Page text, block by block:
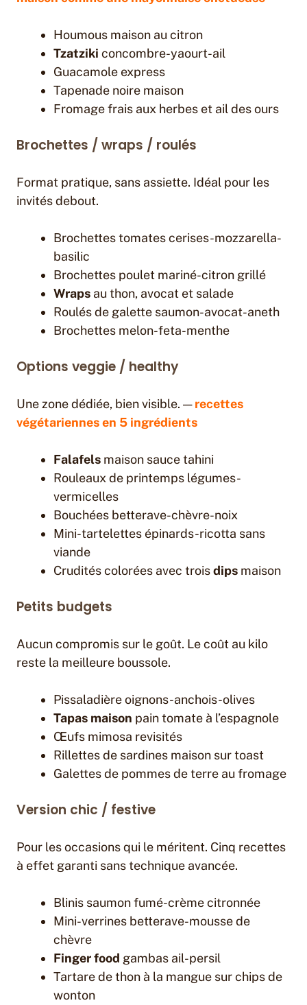
Houmous maison au citron
Tzatziki concombre-yaourt-ail
Guacamole express
Tapenade noire maison
Fromage frais aux herbes et ail des ours
Brochettes / wraps / roulés
Format pratique, sans assiette. Idéal pour les
invités debout.
Brochettes tomates cerises-mozzarella-
basilic
Brochettes poulet mariné-citron grillé
Wraps au thon, avocat et salade
Roulés de galette saumon-avocat-aneth
Brochettes melon-feta-menthe
Options veggie / healthy
Une zone dédiée, bien visible. —recettes
végétariennes en 5 ingrédients
Falafels maison sauce tahini
Rouleaux de printemps légumes-
vermicelles
Bouchées betterave-chèvre-noix
Mini-tartelettes épinards-ricotta sans
viande
Crudités colorées avec troisdips maison
Petits budgets
Aucun compromis sur le goût. Le coût au kilo
reste la meilleure boussole.
Pissaladière oignons-anchois-olives
Tapas maison pain tomate à l’espagnole
Œufs mimosa revisités
Rillettes de sardines maison sur toast
Galettes de pommes de terre au fromage
Version chic / festive
Pour les occasions qui le méritent. Cinq recettes
à effet garanti sans technique avancée.
Blinis saumon fumé-crème citronnée
Mini-verrines betterave-mousse de
chèvre
Finger food gambas ail-persil
Tartare de thon à la mangue sur chips de
wonton